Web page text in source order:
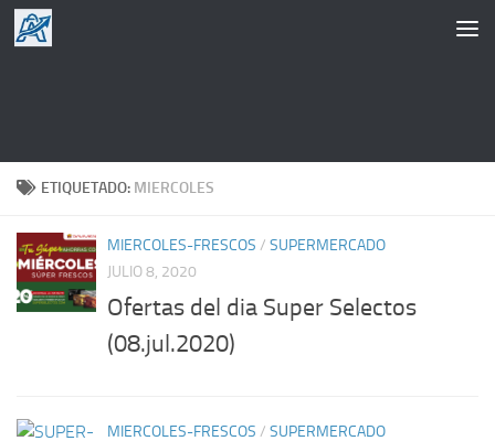
Saltar al contenido
ETIQUETADO: MIERCOLES
MIERCOLES-FRESCOS / SUPERMERCADO
JULIO 8, 2020
Ofertas del dia Super Selectos
(08.jul.2020)
MIERCOLES-FRESCOS / SUPERMERCADO